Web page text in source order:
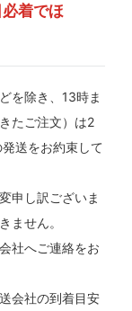
着でほ
を除き、13時ま
たご注文）は2
送をお約束して
申し訳ございま
ません。
社へご連絡をお
会社の到着目安